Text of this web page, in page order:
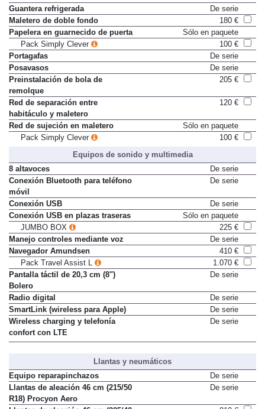
Guantera con iluminación
De serie
Guantera refrigerada
De serie
Maletero de doble fondo
180 €
Papelera en guarnecido de puerta
Sólo en paquete
Pack Simply Clever
100 €
Portagafas
De serie
Posavasos
De serie
Preinstalación de bola de
remolque
Red de separación entre
habitáculo y maletero
Red de sujeción en maletero
Sólo en paquete
Equipos de sonido y multimedia
8 altavoces
De serie
Conexión Bluetooth para teléfono
móvil
Conexión USB
De serie
Conexión USB en plazas traseras
Sólo en paquete
JUMBO BOX
225 €
Manejo controles mediante voz
De serie
Navegador Amundsen
410 €
Pack Travel Assist L
1.070 €
Pantalla táctil de 20,3 cm (8")
Bolero
Radio digital
De serie
SmartLink (wireless para Apple)
De serie
Wireless charging y telefonía
confort con LTE
Llantas y neumáticos
Equipo reparapinchazos
De serie
Llantas de aleación 46 cm (215/50